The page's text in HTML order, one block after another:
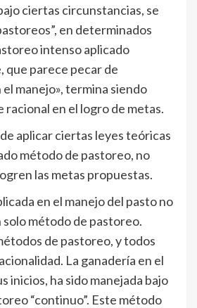
ciertas circunstancias, se
en determinados
intenso aplicado
que parece pecar de
manejo», termina siendo
en el logro de metas.
aplicar ciertas leyes teóricas
método de pastoreo, no
las metas propuestas.
en el manejo del pasto no
solo método de pastoreo.
de pastoreo, y todos
La ganadería en el
inicios, ha sido manejada bajo
“continuo”. Este método